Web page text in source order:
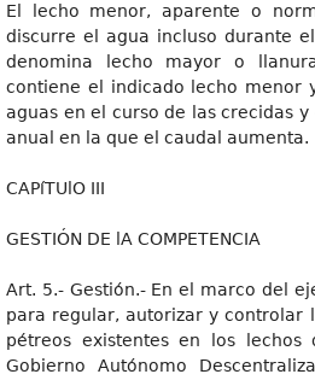
El lecho menor, aparente o
discurre el agua incluso durante
denomina lecho mayor o
contiene el indicado lecho menor
aguas en el curso de las crecidas
anual en la que el caudal aumenta.
CAPíTUlO III
GESTIÓN DE lA COMPETENCIA
Art. 5.- Gestión.- En el marco del
para regular, autorizar y controlar
pétreos existentes en los
Gobierno Autónomo